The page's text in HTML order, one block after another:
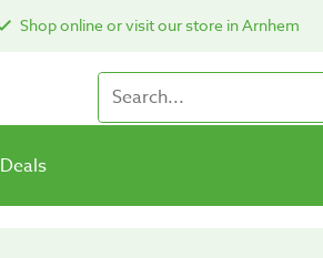
Shop online or visit our store in Arnhem
Deals